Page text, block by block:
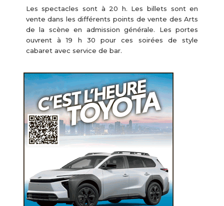
Les spectacles sont à 20 h. Les billets sont en
vente dans les différents points de vente des Arts
de la scène en admission générale. Les portes
ouvrent à 19 h 30 pour ces soirées de style
cabaret avec service de bar.